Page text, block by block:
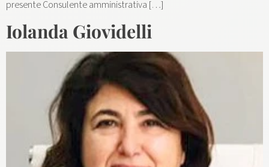
presente Consulente amministrativa […]
Iolanda Giovidelli